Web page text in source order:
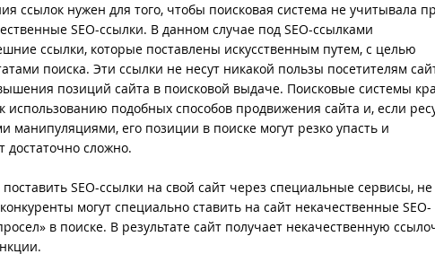
ссылок нужен для того, чтобы поисковая система не учитывала
SEO-ссылки. В данном случае под SEO-ссылками
ссылки, которые поставлены искусственным путем, с целью
поиска. Эти ссылки не несут никакой пользы посетителям
позиций сайта в поисковой выдаче. Поисковые системы
использованию подобных способов продвижения сайта и, если
манипуляциями, его позиции в поиске могут резко упасть и
достаточно сложно.
SEO-ссылки на свой сайт через специальные сервисы,
могут специально ставить на сайт некачественные SEO-
в поиске. В результате сайт получает некачественную